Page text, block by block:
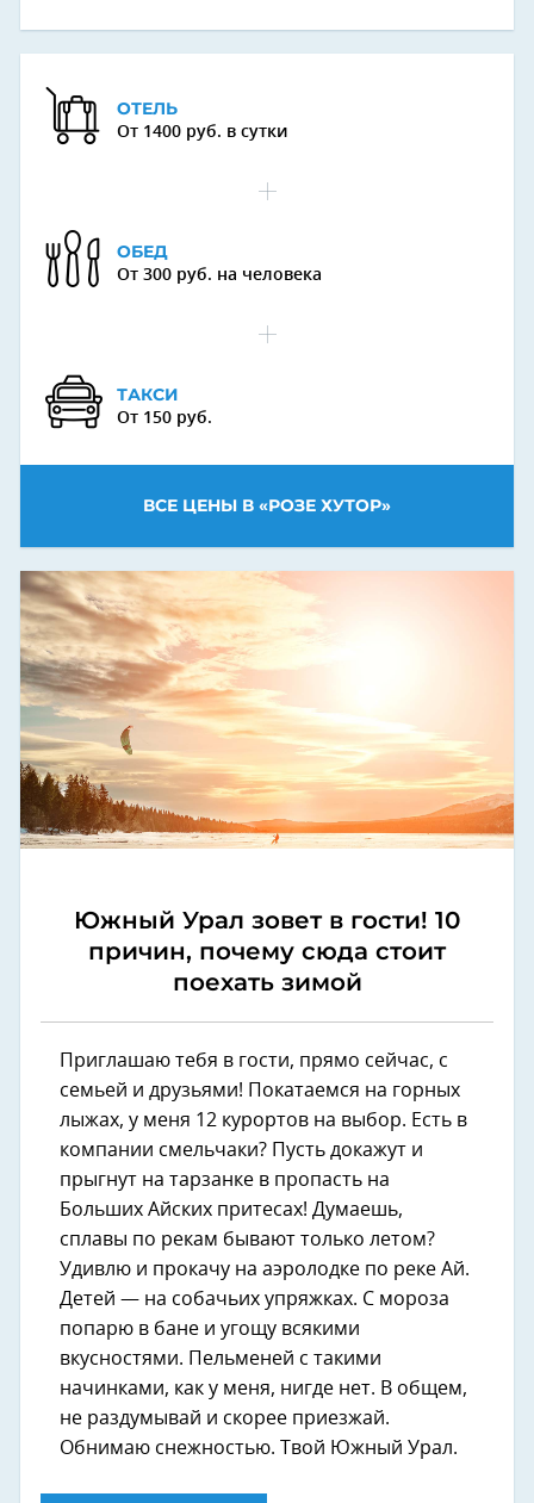
ОТЕЛЬ
От 1400 руб. в сутки
ОБЕД
От 300 руб. на человека
ТАКСИ
От 150 руб.
ВСЕ ЦЕНЫ В «РОЗЕ ХУТОР»
Южный Урал зовет в гости! 10
причин, почему сюда стоит
поехать зимой
Приглашаю тебя в гости, прямо сейчас, с
семьей и друзьями! Покатаемся на горных
лыжах, у меня 12 курортов на выбор. Есть в
компании смельчаки? Пусть докажут и
прыгнут на тарзанке в пропасть на
Больших Айских притесах! Думаешь,
сплавы по рекам бывают только летом?
Удивлю и прокачу на аэролодке по реке Ай.
Детей — на собачьих упряжках. С мороза
попарю в бане и угощу всякими
вкусностями. Пельменей с такими
начинками, как у меня, нигде нет. В общем,
не раздумывай и скорее приезжай.
Обнимаю снежностью. Твой Южный Урал.